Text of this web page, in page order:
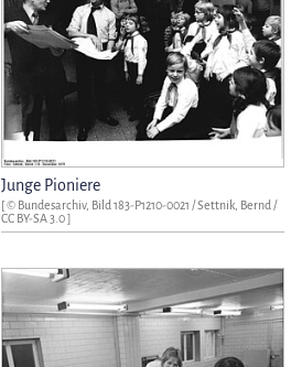
Junge Pioniere
[ © Bundesarchiv, Bild 183-P1210-0021 / Settnik, Bernd /
CC BY-SA 3.0]